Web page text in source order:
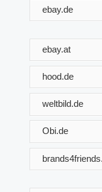
ebay.de
ebay.at
hood.de
weltbild.de
Obi.de